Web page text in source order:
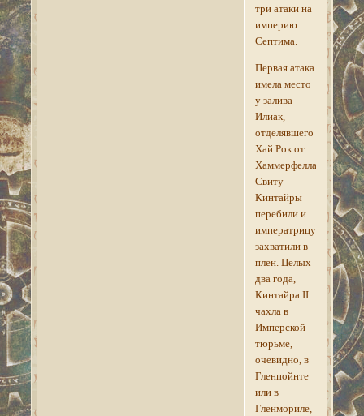
три атаки на
империю
Септима.
Первая атака
имела место
у залива
Илиак,
отделявшего
Хай Рок от
Хаммерфелла.
Свиту
Кинтайры
перебили и
императрицу
захватили в
плен. Целых
два года,
Кинтайра II
чахла в
Имперской
тюрьме,
очевидно, в
Гленпойнте
или в
Гленмориле,